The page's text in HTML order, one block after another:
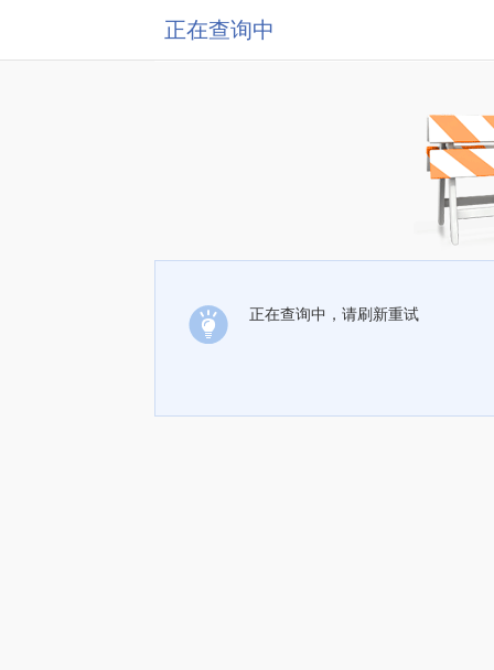
正在查询中
正在查询中，请刷新重试